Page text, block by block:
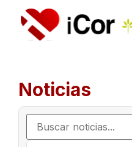
Noticias